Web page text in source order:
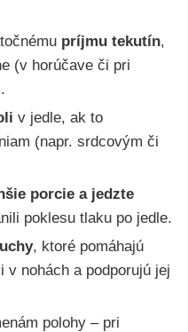
príjmu tekutín,
(v horúčave či pri
v jedle, ak to
(napr. srdcovým či
porcie a jedzte
poklesu tlaku po jedle.
, ktoré pomáhajú
v nohách a podporujú jej
polohy – pri